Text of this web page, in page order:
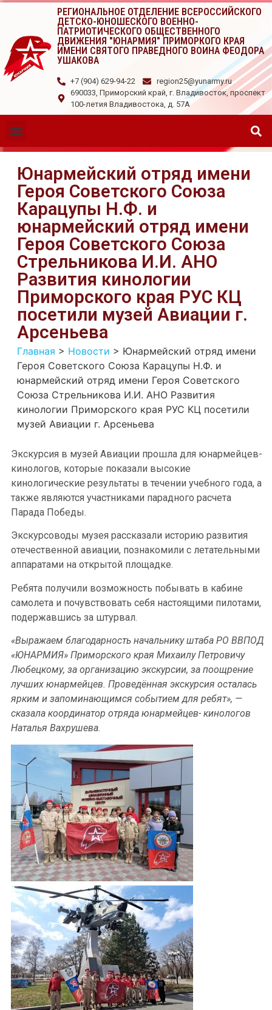
РЕГИОНАЛЬНОЕ ОТДЕЛЕНИЕ ВСЕРОССИЙСКОГО
ДЕТСКО-ЮНОШЕСКОГО ВОЕННО-
ПАТРИОТИЧЕСКОГО ОБЩЕСТВЕННОГО
ДВИЖЕНИЯ "ЮНАРМИЯ" ПРИМОРКОГО КРАЯ
ИМЕНИ СВЯТОГО ПРАВЕДНОГО ВОИНА ФЕОДОРА
УШАКОВА
+7 (904) 629-94-22
region25@yunarmy.ru
690033, Приморский край, г. Владивосток, проспект
100-летия Владивостока, д. 57А
Юнармейский отряд имени
Героя Советского Союза
Карацупы Н.Ф. и
юнармейский отряд имени
Героя Советского Союза
Стрельникова И.И. АНО
Развития кинологии
Приморского края РУС КЦ
посетили музей Авиации г.
Арсеньева
Главная > Новости > Юнармейский отряд имени
Героя Советского Союза Карацупы Н.Ф. и
юнармейский отряд имени Героя Советского
Союза Стрельникова И.И. АНО Развития
кинологии Приморского края РУС КЦ посетили
музей Авиации г. Арсеньева
Экскурсия в музей Авиации прошла для юнармейцев-
кинологов, которые показали высокие
кинологические результаты в течении учебного года, а
также являются участниками парадного расчета
Парада Победы.
Экскурсоводы музея рассказали историю развития
отечественной авиации, познакомили с летательными
аппаратами на открытой площадке.
Ребята получили возможность побывать в кабине
самолета и почувствовать себя настоящими пилотами,
подержавшись за штурвал.
«Выражаем благодарность начальнику штаба РО ВВПОД
«ЮНАРМИЯ» Приморского края Михаилу Петровичу
Любецкому, за организацию экскурсии, за поощрение
лучших юнармейцев. Проведённая экскурсия осталась
ярким и запоминающимся событием для ребят», —
сказала координатор отряда юнармейцев- кинологов
Наталья Вахрушева.